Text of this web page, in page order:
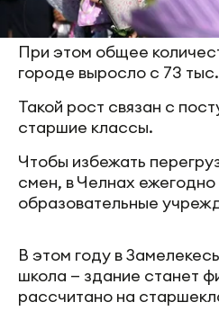
При этом общее
городе выросло с 73
Такой рост связан с
старшие классы.
Чтобы избежать
смен, в Челнах ежегодно
образовательные
В этом году в
школа — здание станет
рассчитано на